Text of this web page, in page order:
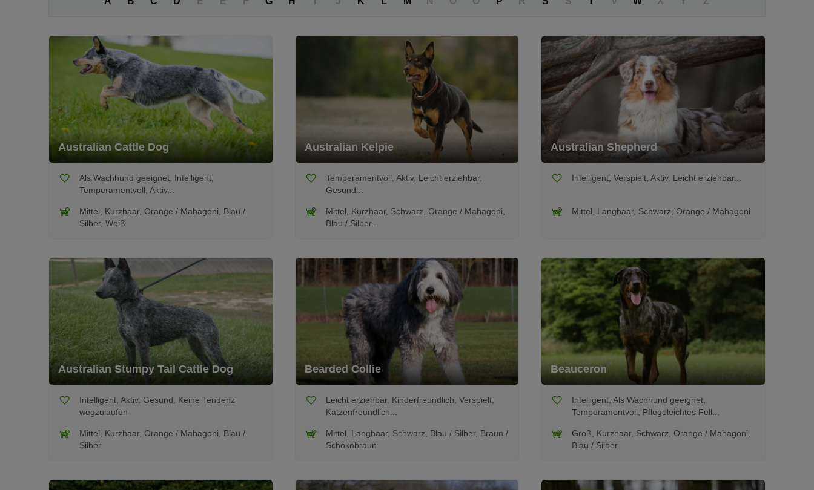
Australian Cattle Dog
Als Wachhund geeignet, Intelligent,
Temperamentvoll, Aktiv...
Mittel, Kurzhaar, Orange / Mahagoni, Blau /
Silber, Weiß
Australian Kelpie
Temperamentvoll, Aktiv, Leicht erziehbar,
Gesund...
Mittel, Kurzhaar, Schwarz, Orange / Mahagoni,
Blau / Silber...
Australian Shepherd
Intelligent, Verspielt, Aktiv, Leicht erziehbar...
Mittel, Langhaar, Schwarz, Orange / Mahagoni
Australian Stumpy Tail Cattle Dog
Intelligent, Aktiv, Gesund, Keine Tendenz
wegzulaufen
Mittel, Kurzhaar, Orange / Mahagoni, Blau /
Silber
Bearded Collie
Leicht erziehbar, Kinderfreundlich, Verspielt,
Katzenfreundlich...
Mittel, Langhaar, Schwarz, Blau / Silber, Braun /
Schokobraun
Beauceron
Intelligent, Als Wachhund geeignet,
Temperamentvoll, Pflegeleichtes Fell...
Groß, Kurzhaar, Schwarz, Orange / Mahagoni,
Blau / Silber